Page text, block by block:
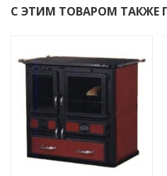
С ЭТИМ ТОВАРОМ ТАКЖЕ